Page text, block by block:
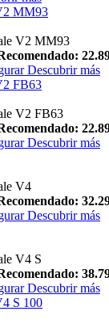
MM93
V2 MM93
Descubrir más
FB63
V2 FB63
Descubrir más
V4
Descubrir más
V4 S
Descubrir más
S 100